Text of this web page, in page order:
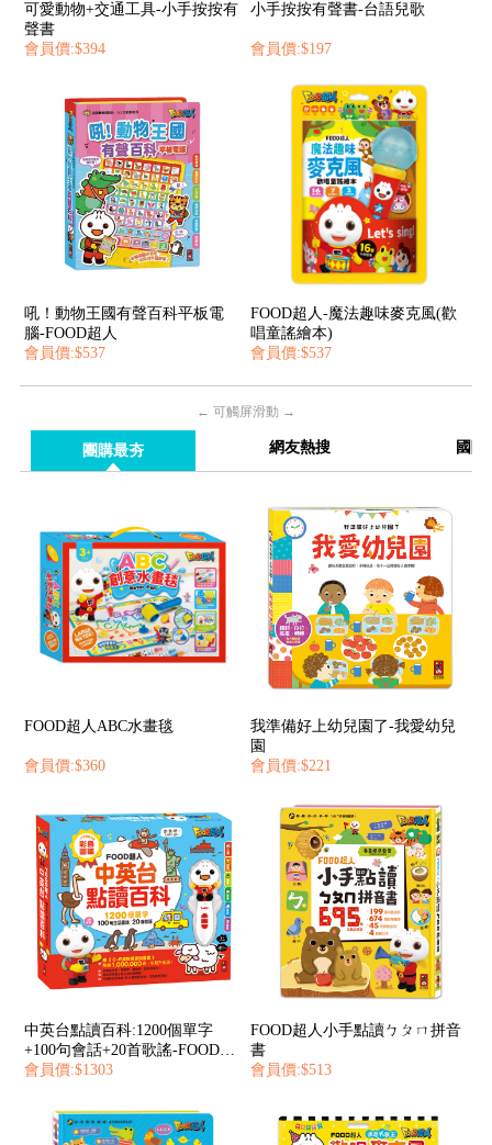
可愛動物+交通工具-小手按按有
聲書
會員價:$394
小手按按有聲書-台語兒歌
會員價:$197
吼！動物王國有聲百科平板電
腦-FOOD超人
會員價:$537
FOOD超人-魔法趣味麥克風(歡
唱童謠繪本)
會員價:$537
← 可觸屏滑動 →
團購最夯 網友熱搜 國際
FOOD超人ABC水畫毯
會員價:$360
我準備好上幼兒園了-我愛幼兒
園
會員價:$221
中英台點讀百科:1200個單字
+100句會話+20首歌謠-FOOD超
人
會員價:$1303
FOOD超人小手點讀ㄅㄆㄇ拼音
書
會員價:$513